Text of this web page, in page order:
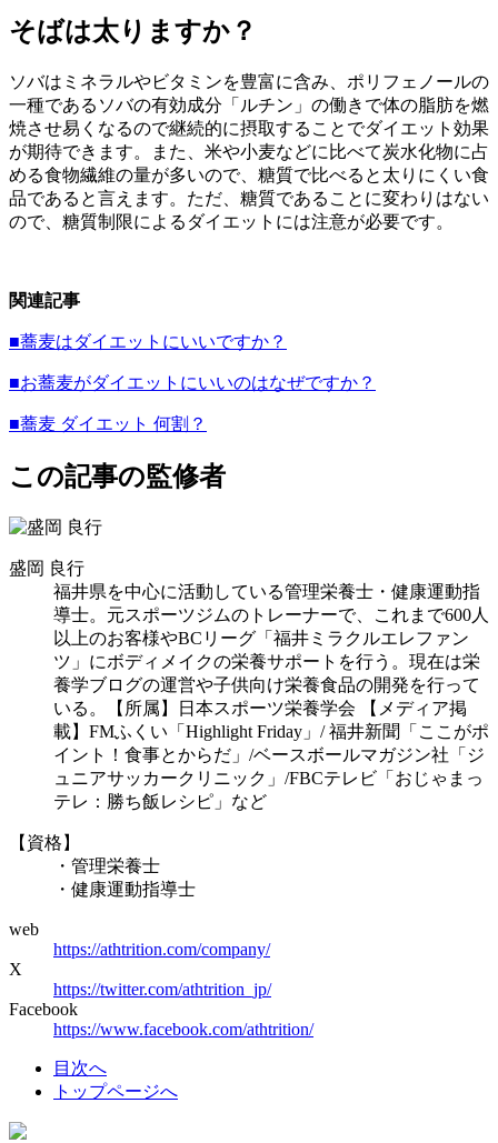
そばは太りますか？
ソバはミネラルやビタミンを豊富に含み、ポリフェノールの
一種であるソバの有効成分「ルチン」の働きで体の脂肪を燃
焼させ易くなるので継続的に摂取することでダイエット効果
が期待できます。また、米や小麦などに比べて炭水化物に占
める食物繊維の量が多いので、糖質で比べると太りにくい食
品であると言えます。ただ、糖質であることに変わりはない
ので、糖質制限によるダイエットには注意が必要です。
関連記事
■蕎麦はダイエットにいいですか？
■お蕎麦がダイエットにいいのはなぜですか？
■蕎麦 ダイエット 何割？
この記事の監修者
盛岡 良行
福井県を中心に活動している管理栄養士・健康運動指
導士。元スポーツジムのトレーナーで、これまで600人
以上のお客様やBCリーグ「福井ミラクルエレファン
ツ」にボディメイクの栄養サポートを行う。現在は栄
養学ブログの運営や子供向け栄養食品の開発を行って
いる。【所属】日本スポーツ栄養学会 【メディア掲
載】FMふくい「Highlight Friday」/ 福井新聞「ここがポ
イント！食事とからだ」/ベースボールマガジン社「ジ
ュニアサッカークリニック」/FBCテレビ「おじゃまっ
テレ：勝ち飯レシピ」など
【資格】
・管理栄養士
・健康運動指導士
web
https://athtrition.com/company/
X
https://twitter.com/athtrition_jp/
Facebook
https://www.facebook.com/athtrition/
目次へ
トップページへ